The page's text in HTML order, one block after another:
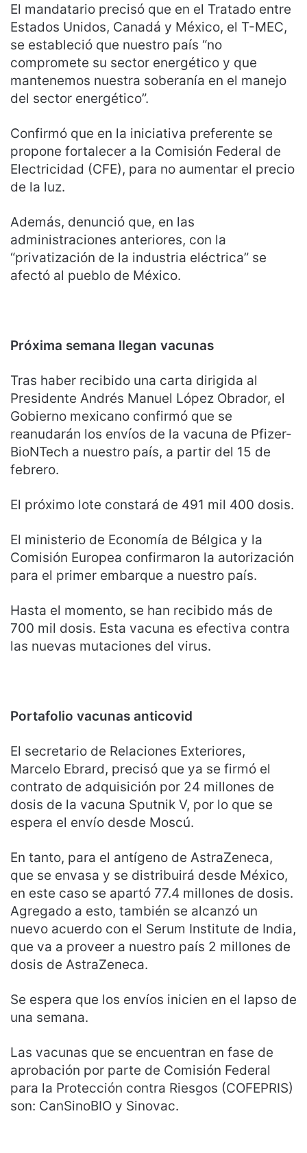
El mandatario precisó que en el Tratado entre
Estados Unidos, Canadá y México, el T-MEC,
se estableció que nuestro país “no
compromete su sector energético y que
mantenemos nuestra soberanía en el manejo
del sector energético”.
Confirmó que en la iniciativa preferente se
propone fortalecer a la Comisión Federal de
Electricidad (CFE), para no aumentar el precio
de la luz.
Además, denunció que, en las
administraciones anteriores, con la
“privatización de la industria eléctrica” se
afectó al pueblo de México.
Próxima semana llegan vacunas
Tras haber recibido una carta dirigida al
Presidente Andrés Manuel López Obrador, el
Gobierno mexicano confirmó que se
reanudarán los envíos de la vacuna de Pfizer-
BioNTech a nuestro país, a partir del 15 de
febrero.
El próximo lote constará de 491 mil 400 dosis.
El ministerio de Economía de Bélgica y la
Comisión Europea confirmaron la autorización
para el primer embarque a nuestro país.
Hasta el momento, se han recibido más de
700 mil dosis. Esta vacuna es efectiva contra
las nuevas mutaciones del virus.
Portafolio vacunas anticovid
El secretario de Relaciones Exteriores,
Marcelo Ebrard, precisó que ya se firmó el
contrato de adquisición por 24 millones de
dosis de la vacuna Sputnik V, por lo que se
espera el envío desde Moscú.
En tanto, para el antígeno de AstraZeneca,
que se envasa y se distribuirá desde México,
en este caso se apartó 77.4 millones de dosis.
Agregado a esto, también se alcanzó un
nuevo acuerdo con el Serum Institute de India,
que va a proveer a nuestro país 2 millones de
dosis de AstraZeneca.
Se espera que los envíos inicien en el lapso de
una semana.
Las vacunas que se encuentran en fase de
aprobación por parte de Comisión Federal
para la Protección contra Riesgos (COFEPRIS)
son: CanSinoBIO y Sinovac.